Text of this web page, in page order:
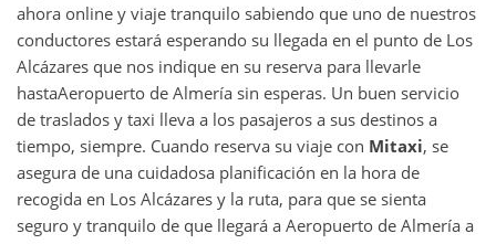
ahora online y viaje tranquilo sabiendo que uno de nuestros
conductores estará esperando su llegada en el punto de Los
Alcázares que nos indique en su reserva para llevarle
hastaAeropuerto de Almería sin esperas. Un buen servicio
de traslados y taxi lleva a los pasajeros a sus destinos a
tiempo, siempre. Cuando reserva su viaje con Mitaxi, se
asegura de una cuidadosa planificación en la hora de
recogida en Los Alcázares y la ruta, para que se sienta
seguro y tranquilo de que llegará a Aeropuerto de Almería a